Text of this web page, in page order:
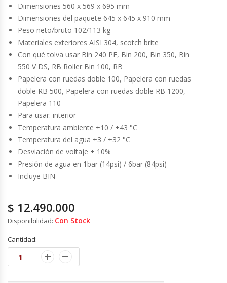
Exprimidoras De Cítricos
Extractoras De Jugos
Fabricadoras De Hielo
Formadora De Pizza
Freidoras Industriales
Frigobar
Granizadoras
Hornos A Piso Y Pizzeros
Hornos Cocción Acelerada
Dimensiones 560 x 569 x 695 mm
Dimensiones del paquete 645 x 645 x 910 mm
Peso neto/bruto 102/113 kg
Materiales exteriores AISI 304, scotch brite
Con qué tolva usar Bin 240 PE, Bin 200, Bin 350, Bin
550 V DS, RB Roller Bin 100, RB
Papelera con ruedas doble 100, Papelera con ruedas
doble RB 500, Papelera con ruedas doble RB 1200,
Papelera 110
Para usar: interior
Temperatura ambiente +10 / +43 °C
Temperatura del agua +3 / +32 °C
Desviación de voltaje ± 10%
Presión de agua en 1bar (14psi) / 6bar (84psi)
Incluye BIN
$ 12.490.000
Disponibilidad: Con Stock
Cantidad: